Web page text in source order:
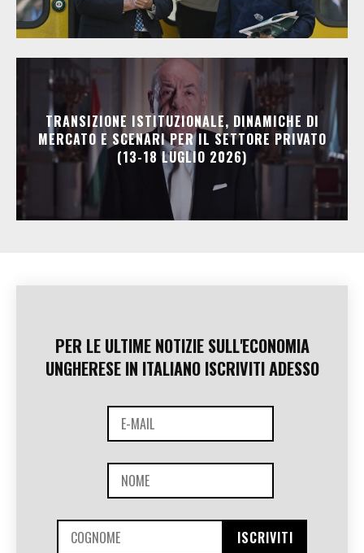
TRANSIZIONE ISTITUZIONALE, DINAMICHE DI
MERCATO E SCENARI PER IL SETTORE PRIVATO
(13-18 LUGLIO 2026)
PER LE ULTIME NOTIZIE SULL'ECONOMIA
UNGHERESE IN ITALIANO ISCRIVITI ADESSO